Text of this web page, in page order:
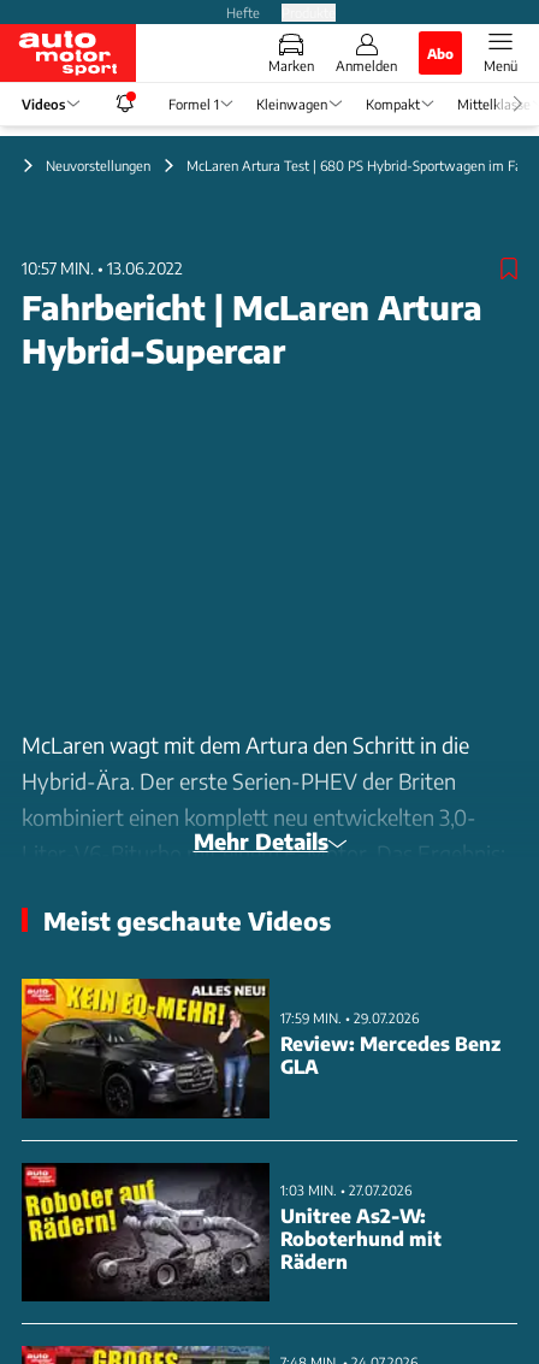
Hefte
Marken Anmelden
Abo
Menü
Videos Formel 1 Kleinwagen Kompakt Mittelklasse
Neuvorstellungen McLaren Artura Test | 680 PS Hybrid-Sportwagen im
10:57 MIN. • 13.06.2022
Fahrbericht | McLaren Artura
Hybrid-Supercar
McLaren wagt mit dem Artura den Schritt in die
Hybrid-Ära. Der erste Serien-PHEV der Briten
kombiniert einen komplett neu entwickelten 3,0-
Liter-V6-Biturbo mit einem E-Motor. Das Ergebnis:
Drehmoment. Der Verbrenner steuert 585 PS bei,
Plattform wurde speziell für elektrifizierte Antriebe
konzipiert. Trotz der schweren Batterie wiegt der
Artura nur 1.498 kg. Im rein elektrischen Modus sind
bis zu 30 Kilometer möglich. Beim Handling setzt
McLaren auf ein neues elektronisches
Sperrdifferenzial. Unser Testfahrer zeigt im Video, ob
der Artura die hohen Erwartungen erfüllen kann und
wie sich der erste McLaren-PHEV auf der Straße
schlägt.
Mehr Details
Meist geschaute Videos
17:59 MIN. • 29.07.2026
Review: Mercedes Benz
GLA
1:03 MIN. • 27.07.2026
Unitree As2-W:
Roboterhund mit
Rädern